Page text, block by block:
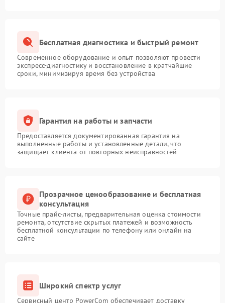
Бесплатная диагностика и быстрый ремонт
Современное оборудование и опыт позволяют провести
экспресс-диагностику и восстановление в кратчайшие
сроки, минимизируя время без устройства
Гарантия на работы и запчасти
Предоставляется документированная гарантия на
выполненные работы и установленные детали, что
защищает клиента от повторных неисправностей
Прозрачное ценообразование и бесплатная
консультация
Точные прайс-листы, предварительная оценка стоимости
ремонта, отсутствие скрытых платежей и возможность
бесплатной консультации по телефону или онлайн на
сайте
Широкий спектр услуг
Сервисный центр PowerCom обеспечивает доставку